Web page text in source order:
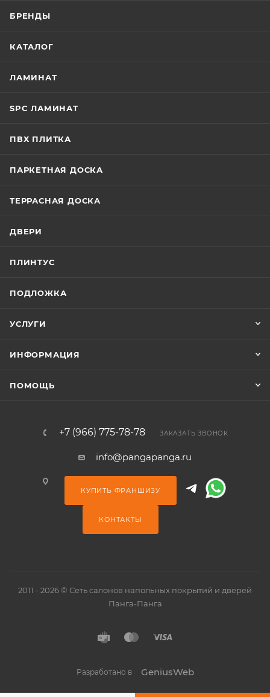
БРЕНДЫ
КАТАЛОГ
ЛАМИНАТ
SPC ЛАМИНАТ
ПВХ ПЛИТКА
ПАРКЕТНАЯ ДОСКА
ТЕРРАСНАЯ ДОСКА
ДВЕРИ
ПЛИНТУС
ПОДЛОЖКА
УСЛУГИ
ИНФОРМАЦИЯ
ПОМОЩЬ
+7 (966) 775-78-78 ЗАКАЗАТЬ ЗВОНОК
info@pangapanga.ru
КУПИТЬ ФРАНШИЗУ
КОНТАКТЫ
2011 - 2026 © Сеть салонов напольных покрытий и дверей
Панга-Панга
Разработано в GeniusWeb